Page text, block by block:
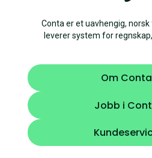
Conta er et uavhengig,
leverer system for
Om Conta
Jobb i